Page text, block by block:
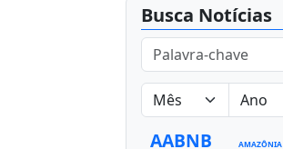
Busca Notícias
AABNB AMAZÔNIA